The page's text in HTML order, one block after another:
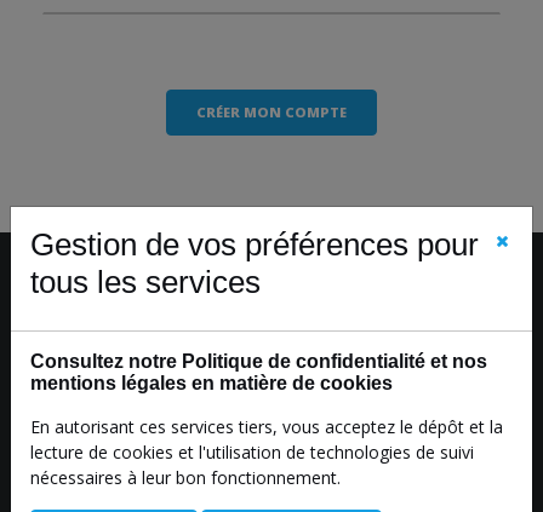
CRÉER MON COMPTE
Livraison gratuite
Gratuit dès 150 € d'achat
Garantie « Retours »
Gestion de vos préférences pour
tous les services
Consultez notre Politique de confidentialité et nos
mentions légales en matière de cookies
En autorisant ces services tiers, vous acceptez le dépôt et la
lecture de cookies et l'utilisation de technologies de suivi
nécessaires à leur bon fonctionnement.